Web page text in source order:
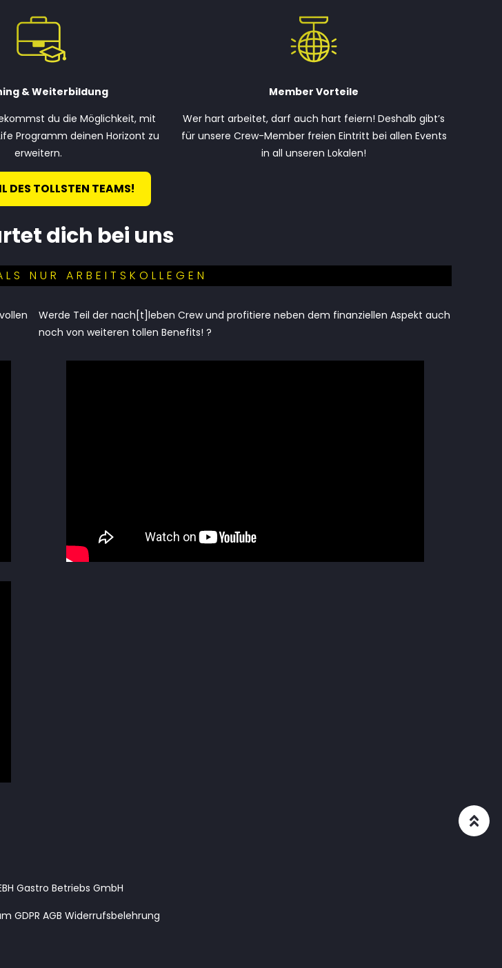
& Weiterbildung
du die Möglichkeit, mit
Programm deinen Horizont zu
erweitern.
Member Vorteile
Wer hart arbeitet, darf auch hart feiern! Deshalb gibt’s
für unsere Crew-Member freien Eintritt bei allen Events
in all unseren Lokalen!
DES TOLLSTEN TEAMS!
dich bei uns
NUR ARBEITSKOLLEGEN
Werde Teil der nach[t]leben Crew und profitiere neben dem finanziellen Aspekt auch
noch von weiteren tollen Benefits! ?
Gastro Betriebs GmbH
GDPR AGB Widerrufsbelehrung